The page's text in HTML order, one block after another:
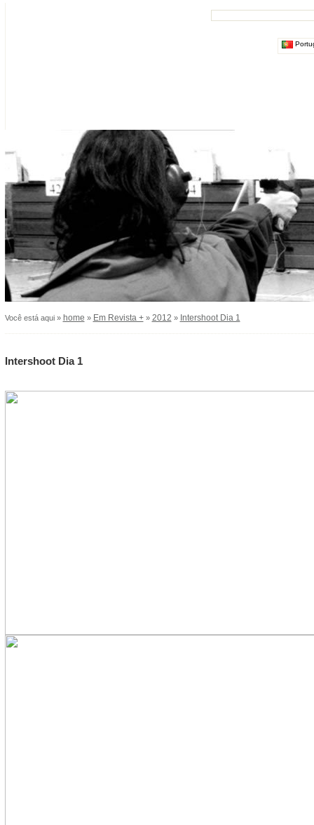
Você está aqui » home » Em Revista +» 2012 » Intershoot Dia 1
Intershoot Dia 1